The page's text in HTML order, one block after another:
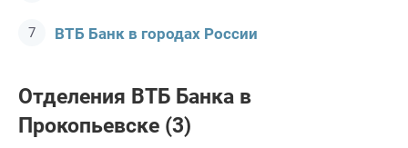
ВТБ Банк в городах России
Отделения ВТБ Банкa в
Прокопьевске (3)